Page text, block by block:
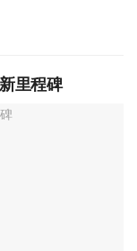
里程碑